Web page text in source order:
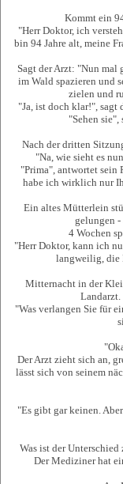
Kommt ein
"Herr Doktor, ich
bin 94 Jahre alt, meine
Sagt der Arzt: "Nun mal
im Wald spazieren und
zielen und
"Ja, ist doch klar!", sagt
"Sehen sie",
Nach der dritten
"Na, wie sieht es
"Prima", antwortet sein
habe ich wirklich nur
Ein altes Mütterlein
gelungen -
4 Wochen
"Herr Doktor, kann ich
langweilig, die
Mitternacht in der
"Was verlangen Sie für
Der Arzt zieht sich an,
lässt sich von seinem
"Es gibt gar keinen.
Was ist der
Der Mediziner hat